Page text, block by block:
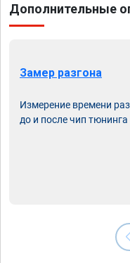
Дополнительные
Замер разгона
Измерение времени
до и после чип тюнинга